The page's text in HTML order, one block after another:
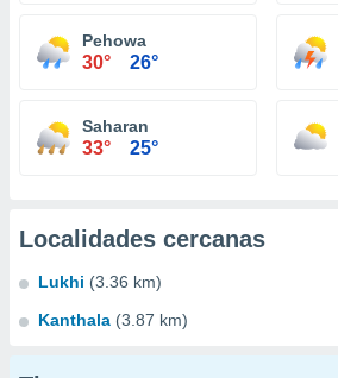
Pehowa
30° 26°
Saharan
33° 25°
Localidades cercanas
Lukhi (3.36 km)
Kanthala (3.87 km)